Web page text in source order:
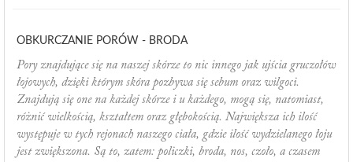
OBKURCZANIE PORÓW - BRODA
Pory znajdujące się na naszej skórze to nic innego jak ujścia gruczołów
łojowych, dzięki którym skóra pozbywa się sebum oraz wilgoci.
Znajdują się one na każdej skórze i u każdego, mogą się, natomiast,
różnić wielkością, kształtem oraz głębokością. Największa ich ilość
występuje w tych rejonach naszego ciała, gdzie ilość wydzielanego łoju
jest zwiększona. Są to, zatem: policzki, broda, nos, czoło, a czasem